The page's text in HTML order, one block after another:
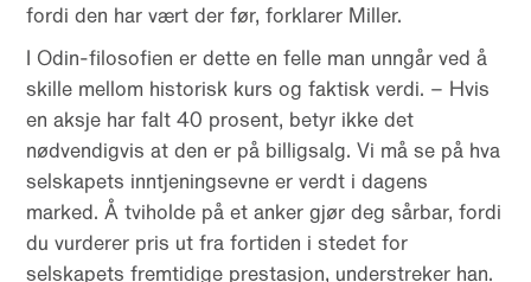
fordi den har vært der før, forklarer Miller.
I Odin-filosofien er dette en felle man unngår ved å
skille mellom historisk kurs og faktisk verdi. – Hvis
en aksje har falt 40 prosent, betyr ikke det
nødvendigvis at den er på billigsalg. Vi må se på hva
selskapets inntjeningsevne er verdt i dagens
marked. Å tviholde på et anker gjør deg sårbar, fordi
du vurderer pris ut fra fortiden i stedet for
selskapets fremtidige prestasjon, understreker han.